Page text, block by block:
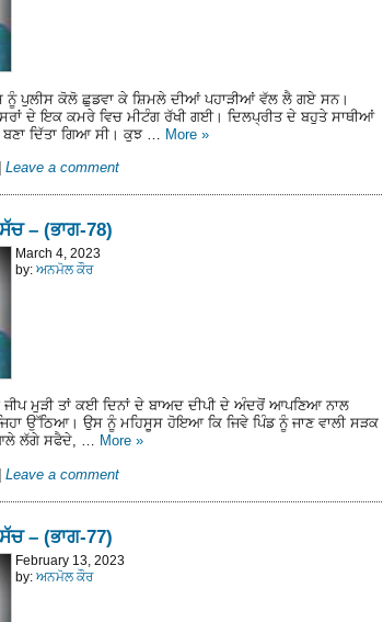
ਨੂੰ ਪੁਲੀਸ ਕੋਲੋ ਛੁਡਵਾ ਕੇ ਸ਼ਿਮਲੇ ਦੀਆਂ ਪਹਾੜੀਆਂ ਵੱਲ ਲੈ ਗਏ ਸਨ।
ਸਰਾਂ ਦੇ ਇਕ ਕਮਰੇ ਵਿਚ ਮੀਟੰਗ ਰੱਖੀ ਗਈ। ਦਿਲਪ੍ਰੀਤ ਦੇ ਬਹੁਤੇ ਸਾਥੀਆਂ
ਬਣਾ ਦਿੱਤਾ ਗਿਆ ਸੀ। ਕੁਝ … More »
Leave a comment
– (ਭਾਗ-78)
March 4, 2023
by: ਅਨਮੋਲ ਕੌਰ
ਜੀਪ ਮੁੜੀ ਤਾਂ ਕਈ ਦਿਨਾਂ ਦੇ ਬਾਅਦ ਦੀਪੀ ਦੇ ਅੰਦਰੋਂ ਆਪਣਿਆ ਨਾਲ
ਉੱਠਿਆ। ਉਸ ਨੂੰ ਮਹਿਸੂਸ ਹੋਇਆ ਕਿ ਜਿਵੇ ਪਿੰਡ ਨੂੰ ਜਾਣ ਵਾਲੀ ਸੜਕ
ਲੱਗੇ ਸਫੈਦੇ, … More »
| Leave a comment
– (ਭਾਗ-77)
February 13, 2023
by: ਅਨਮੋਲ ਕੌਰ